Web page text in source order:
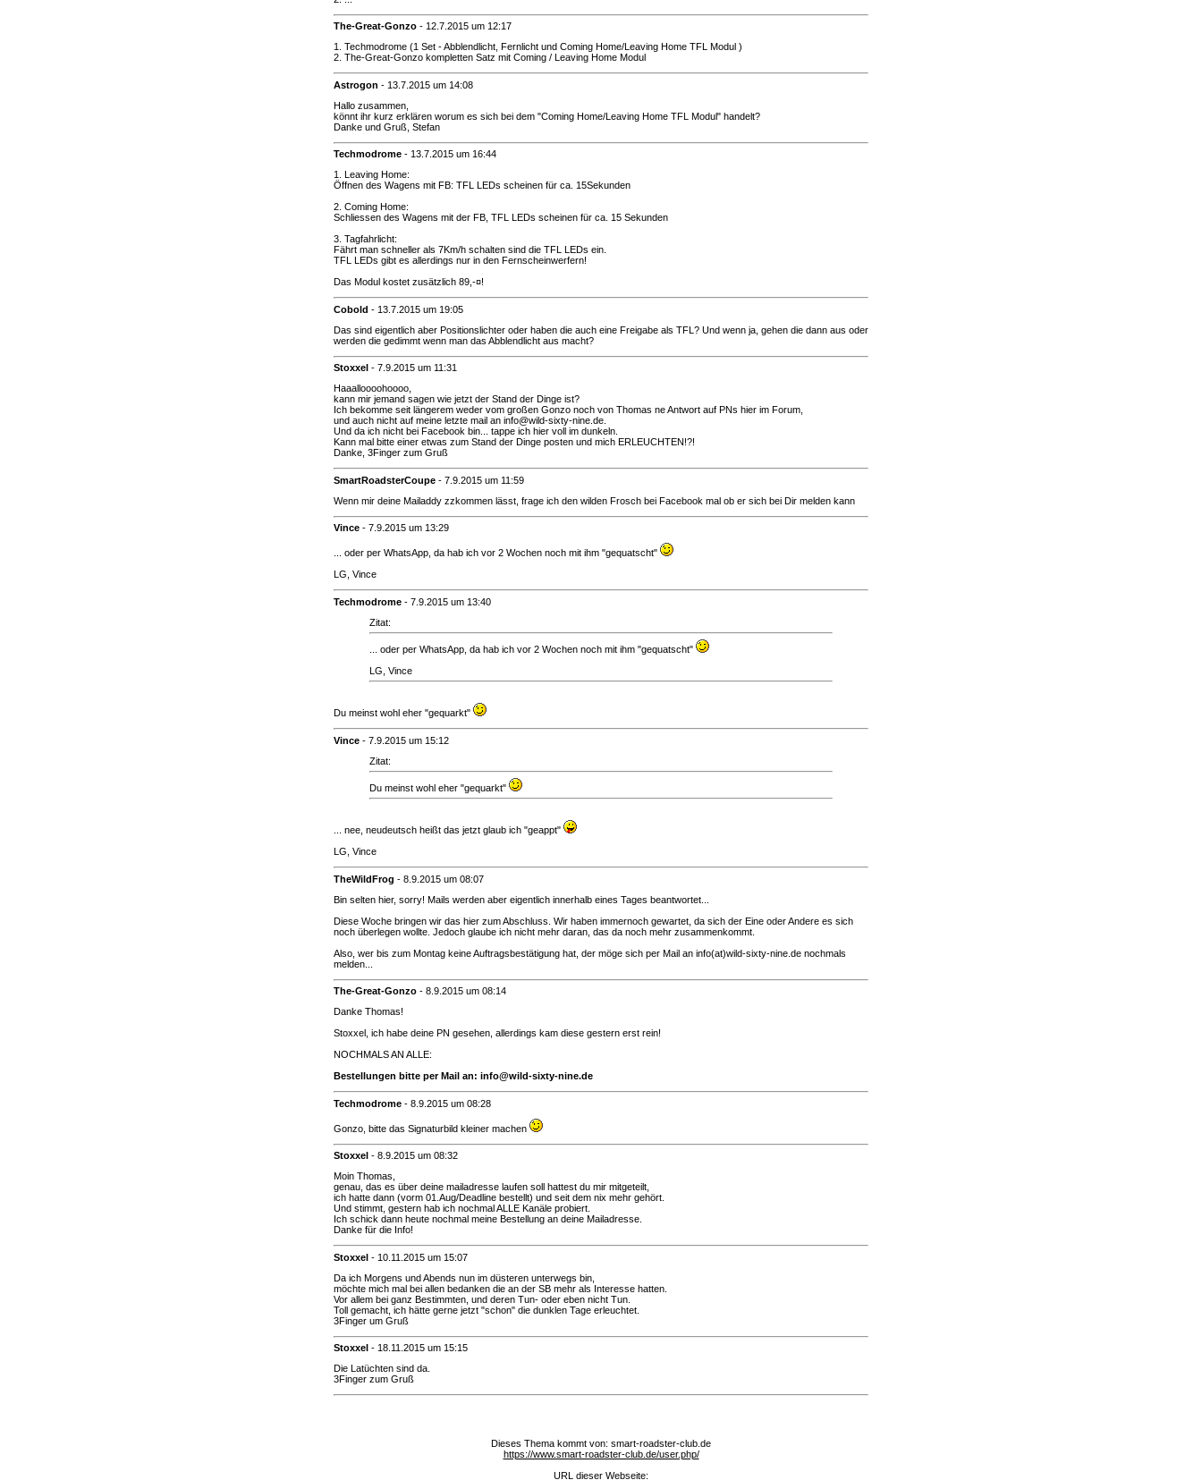
The-Great-Gonzo - 12.7.2015 um 12:17
1. Techmodrome (1 Set - Abblendlicht, Fernlicht und Coming Home/Leaving Home TFL Modul )
2. The-Great-Gonzo kompletten Satz mit Coming / Leaving Home Modul
Astrogon - 13.7.2015 um 14:08
Hallo zusammen,
könnt ihr kurz erklären worum es sich bei dem "Coming Home/Leaving Home TFL Modul" handelt?
Danke und Gruß, Stefan
Techmodrome - 13.7.2015 um 16:44
1. Leaving Home:
Öffnen des Wagens mit FB: TFL LEDs scheinen für ca. 15Sekunden
2. Coming Home:
Schliessen des Wagens mit der FB, TFL LEDs scheinen für ca. 15 Sekunden
3. Tagfahrlicht:
Fährt man schneller als 7Km/h schalten sind die TFL LEDs ein.
TFL LEDs gibt es allerdings nur in den Fernscheinwerfern!
Das Modul kostet zusätzlich 89,-¤!
Cobold - 13.7.2015 um 19:05
Das sind eigentlich aber Positionslichter oder haben die auch eine Freigabe als TFL? Und wenn ja, gehen die dann aus oder
werden die gedimmt wenn man das Abblendlicht aus macht?
Stoxxel - 7.9.2015 um 11:31
Haaalloooohoooo,
kann mir jemand sagen wie jetzt der Stand der Dinge ist?
Ich bekomme seit längerem weder vom großen Gonzo noch von Thomas ne Antwort auf PNs hier im Forum,
und auch nicht auf meine letzte mail an info@wild-sixty-nine.de.
Und da ich nicht bei Facebook bin... tappe ich hier voll im dunkeln.
Kann mal bitte einer etwas zum Stand der Dinge posten und mich ERLEUCHTEN!?!
Danke, 3Finger zum Gruß
SmartRoadsterCoupe - 7.9.2015 um 11:59
Wenn mir deine Mailaddy zzkommen lässt, frage ich den wilden Frosch bei Facebook mal ob er sich bei Dir melden kann
Vince - 7.9.2015 um 13:29
... oder per WhatsApp, da hab ich vor 2 Wochen noch mit ihm "gequatscht"
LG, Vince
Techmodrome - 7.9.2015 um 13:40
Zitat:
... oder per WhatsApp, da hab ich vor 2 Wochen noch mit ihm "gequatscht"
LG, Vince
Du meinst wohl eher "gequarkt"
Vince - 7.9.2015 um 15:12
Zitat:
Du meinst wohl eher "gequarkt"
... nee, neudeutsch heißt das jetzt glaub ich "geappt"
LG, Vince
TheWildFrog - 8.9.2015 um 08:07
Bin selten hier, sorry! Mails werden aber eigentlich innerhalb eines Tages beantwortet...
Diese Woche bringen wir das hier zum Abschluss. Wir haben immernoch gewartet, da sich der Eine oder Andere es sich
noch überlegen wollte. Jedoch glaube ich nicht mehr daran, das da noch mehr zusammenkommt.
Also, wer bis zum Montag keine Auftragsbestätigung hat, der möge sich per Mail an info(at)wild-sixty-nine.de nochmals
melden...
The-Great-Gonzo - 8.9.2015 um 08:14
Danke Thomas!
Stoxxel, ich habe deine PN gesehen, allerdings kam diese gestern erst rein!
NOCHMALS AN ALLE:
Bestellungen bitte per Mail an: info@wild-sixty-nine.de
Techmodrome - 8.9.2015 um 08:28
Gonzo, bitte das Signaturbild kleiner machen
Stoxxel - 8.9.2015 um 08:32
Moin Thomas,
genau, das es über deine mailadresse laufen soll hattest du mir mitgeteilt,
ich hatte dann (vorm 01.Aug/Deadline bestellt) und seit dem nix mehr gehört.
Und stimmt, gestern hab ich nochmal ALLE Kanäle probiert.
Ich schick dann heute nochmal meine Bestellung an deine Mailadresse.
Danke für die Info!
Stoxxel - 10.11.2015 um 15:07
Da ich Morgens und Abends nun im düsteren unterwegs bin,
möchte mich mal bei allen bedanken die an der SB mehr als Interesse hatten.
Vor allem bei ganz Bestimmten, und deren Tun- oder eben nicht Tun.
Toll gemacht, ich hätte gerne jetzt "schon" die dunklen Tage erleuchtet.
3Finger um Gruß
Stoxxel - 18.11.2015 um 15:15
Die Latüchten sind da.
3Finger zum Gruß
Dieses Thema kommt von: smart-roadster-club.de
https://www.smart-roadster-club.de/user.php/
URL dieser Webseite: